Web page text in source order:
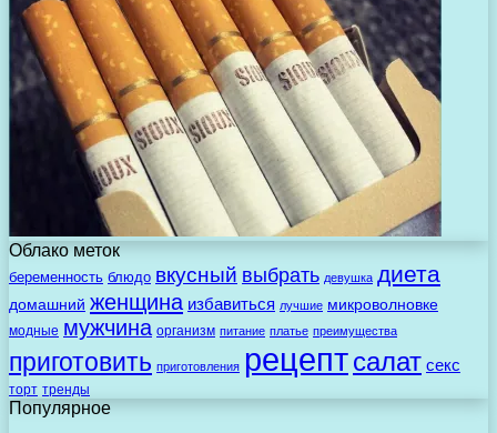
Облако меток
беременность блюдо вкусный выбрать девушка диета
домашний женщина избавиться лучшие микроволновке
модные мужчина организм питание платье преимущества
приготовить приготовления рецептсалат секс
торт тренды
Популярное